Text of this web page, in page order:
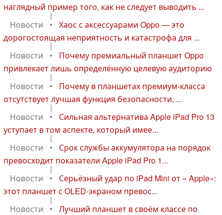
наглядный пример того, как не следует выводить ...
|
Новости
•
Хаос с аксессуарами Oppo — это
дорогостоящая неприятность и катастрофа для ...
|
Новости
•
Почему премиальный планшет Oppo
привлекает лишь определённую целевую аудиторию
|
Новости
•
Почему в планшетах премиум-класса
отсутствует лучшая функция безопасности, ...
|
Новости
•
Сильная альтернатива Apple iPad Pro 13
уступает в том аспекте, который имее...
|
Новости
•
Срок службы аккумулятора на порядок
превосходит показатели Apple iPad Pro 1...
|
Новости
•
Серьёзный удар по iPad Mini от « Apple»:
этот планшет с OLED-экраном превос...
|
Новости
•
Лучший планшет в своём классе по